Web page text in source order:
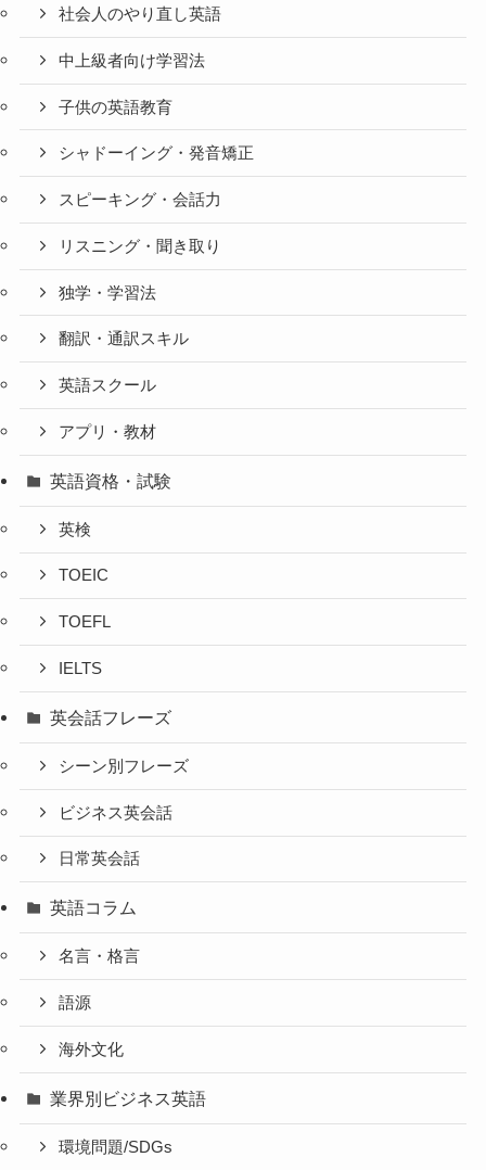
社会人のやり直し英語
中上級者向け学習法
子供の英語教育
シャドーイング・発音矯正
スピーキング・会話力
リスニング・聞き取り
独学・学習法
翻訳・通訳スキル
英語スクール
アプリ・教材
英語資格・試験
英検
TOEIC
TOEFL
IELTS
英会話フレーズ
シーン別フレーズ
ビジネス英会話
日常英会話
英語コラム
名言・格言
語源
海外文化
業界別ビジネス英語
環境問題/SDGs